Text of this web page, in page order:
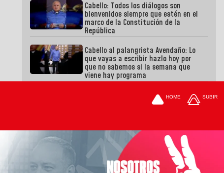
Cabello: Todos los diálogos son
bienvenidos siempre que estén en el
marco de la Constitución de la
República
Cabello al palangrista Avendaño: Lo
que vayas a escribir hazlo hoy por
que no sabemos si la semana que
viene hay programa
HOME SUBIR